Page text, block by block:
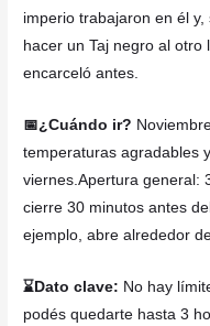
imperio trabajaron en él
hacer un Taj negro al
encarceló antes.
📅¿Cuándo ir?
temperaturas agradables
viernes.Apertura general:
cierre 30 minutos antes
ejemplo, abre alrededor
⌛Dato clave: No hay
podés quedarte hasta 3